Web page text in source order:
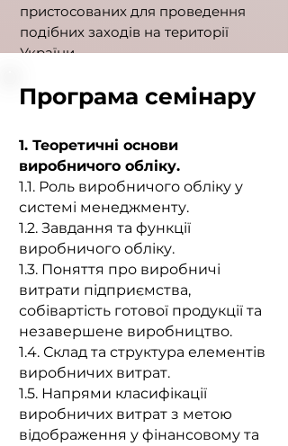
пристосованих для проведення
подібних заходів на території
України.
Програма семінару
1. Теоретичні основи
виробничого обліку.
1.1. Роль виробничого обліку у
системі менеджменту.
1.2. Завдання та функції
виробничого обліку.
1.3. Поняття про виробничі
витрати підприємства,
собівартість готової продукції та
незавершене виробництво.
1.4. Склад та структура елементів
виробничих витрат.
1.5. Напрями класифікації
виробничих витрат з метою
відображення у фінансовому та